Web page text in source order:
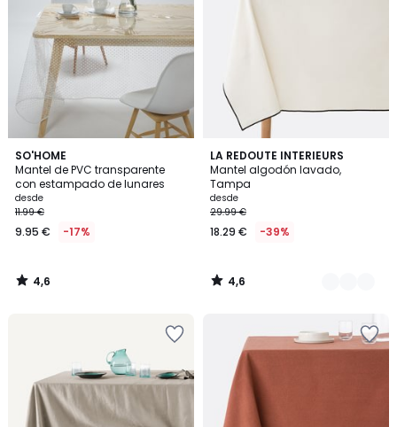
SO'HOME
Mantel de PVC transparente
con estampado de lunares
desde
11.99 €
9.95 € -17%
4,6
/ 5
4,6
/
LA REDOUTE INTERIEURS
Mantel algodón lavado,
Tampa
desde
29.99 €
18.29 € -39%
4,6
/ 5
5
Colores
4,6
/